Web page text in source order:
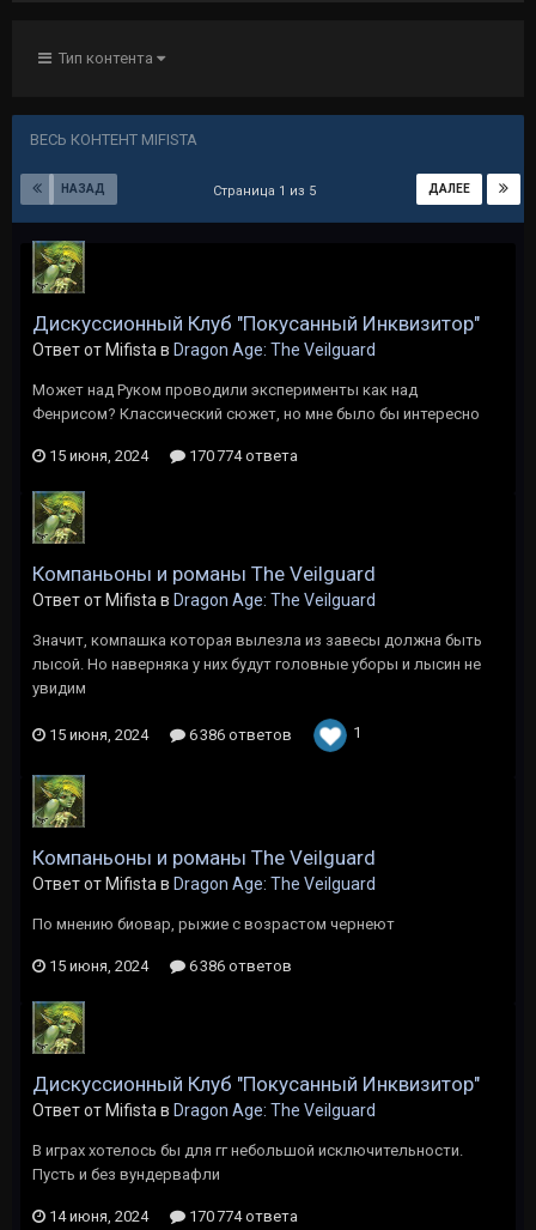
Тип контента
ВЕСЬ КОНТЕНТ MIFISTA
НАЗАД ДАЛЕЕ
Страница 1 из 5
Дискуссионный Клуб "Покусанный Инквизитор"
Ответ от Mifista в Dragon Age: The Veilguard
Может над Руком проводили эксперименты как над
Фенрисом? Классический сюжет, но мне было бы интересно
15 июня, 2024 170 774 ответа
Компаньоны и романы The Veilguard
Ответ от Mifista в Dragon Age: The Veilguard
Значит, компашка которая вылезла из завесы должна быть
лысой. Но наверняка у них будут головные уборы и лысин не
увидим
15 июня, 2024 6 386 ответов 1
Компаньоны и романы The Veilguard
Ответ от Mifista в Dragon Age: The Veilguard
По мнению биовар, рыжие с возрастом чернеют
15 июня, 2024 6 386 ответов
Дискуссионный Клуб "Покусанный Инквизитор"
Ответ от Mifista в Dragon Age: The Veilguard
В играх хотелось бы для гг небольшой исключительности.
Пусть и без вундервафли
14 июня, 2024 170 774 ответа